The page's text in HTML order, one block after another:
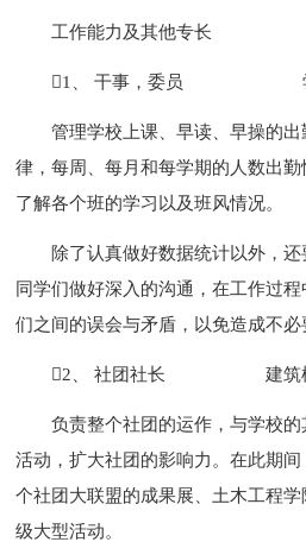
工作能力及其他专长
1、 干事，委员 学
管理学校上课、早读、早操的
律，每周、每月和每学期的人数出
了解各个班的学习以及班风情况。
除了认真做好数据统计以外，
同学们做好深入的沟通，在工作过
们之间的误会与矛盾，以免造成不必
2、 社团社长 建筑模
负责整个社团的运作，与学校
活动，扩大社团的影响力。在此期
个社团大联盟的成果展、土木工程
级大型活动。